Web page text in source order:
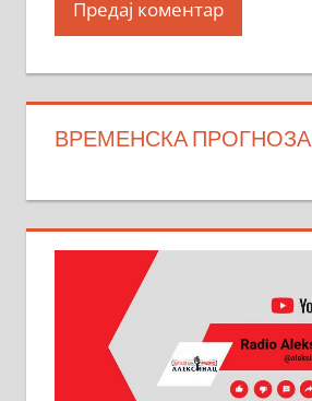
ВРЕМЕНСКА ПРОГНОЗА